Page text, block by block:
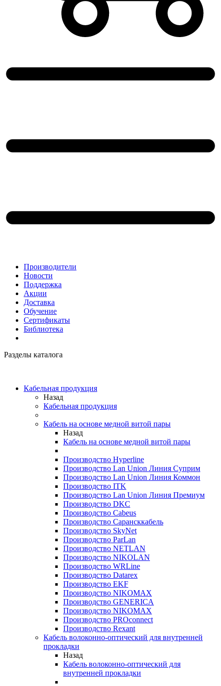
Производители
Новости
Поддержка
Акции
Доставка
Обучение
Сертификаты
Библиотека
Разделы каталога
Кабельная продукция
Назад
Кабельная продукция
Кабель на основе медной витой пары
Назад
Кабель на основе медной витой пары
Производство Hyperline
Производство Lan Union Линия Суприм
Производство Lan Union Линия Коммон
Производство ITK
Производство Lan Union Линия Премиум
Производство DKC
Производство Cabeus
Производство Сарансккабель
Производство SkyNet
Производство ParLan
Производство NETLAN
Производство NIKOLAN
Производство WRLine
Производство Datarex
Производство EKF
Производство NIKOMAX
Производство GENERICA
Производство NIKOMAX
Производство PROconnect
Производство Rexant
Кабель волоконно-оптический для внутренней
прокладки
Назад
Кабель волоконно-оптический для
внутренней прокладки